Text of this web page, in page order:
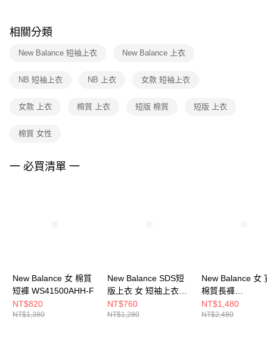
※ 交易是否成功請以「AFTEE先享後付 」之結帳頁面顯示為準，若有關於
是否繳費成功／繳費後需取消欲退款等相關疑問，請聯繫「AFTEE先享後付
客戶支援中心」 https://netprotections.freshdesk.com/support/home
１．透過由恩沛科技股份有限公司提供之「AFTEE先享後付」服務完成之交
權轉讓予恩沛科技股份有限公司。
３．未成年的使用者請事先徵得法定代理人或監護人之同意方可使用
４．使用「AFTEE先享後付」時，將依據個別帳號之用戶狀況，依本公司即
相關分類
New Balance 短袖上衣 New Balance 上衣
NB 短袖上衣 NB 上衣 女款 短袖上衣
女款 上衣 棉質 上衣 短版 棉質 短版 上衣
棉質 女性
一 必買清單 一
New Balance 女 棉質
短褲 WS41500AHH-F
NT$820
NT$1,380
New Balance SDS短
版上衣 女 短袖上衣
AWT53305EAS-F
NT$760
NT$1,280
New Balance 女
棉質長褲
WP51503LIN-F
NT$1,480
NT$2,480